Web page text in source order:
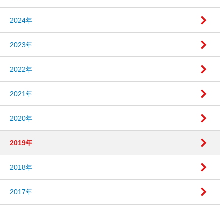
2024年
2023年
2022年
2021年
2020年
2019年
2018年
2017年